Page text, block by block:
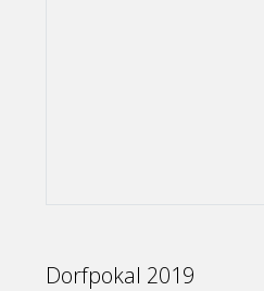
Dorfpokal 2019